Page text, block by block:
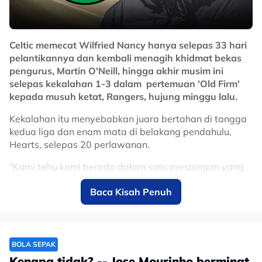
Bersedia Untuk Aksi
Seterusnya
Celtic memecat Wilfried Nancy hanya selepas 33 hari
pelantikannya dan kembali menagih khidmat bekas
pengurus, Martin O'Neill, hingga akhir musim ini
selepas kekalahan 1-3 dalam pertemuan 'Old Firm'
kepada musuh ketat, Rangers, hujung minggu lalu.
Kekalahan itu menyebabkan juara bertahan di tangga
kedua liga dan enam mata di belakang pendahulu,
Hearts, selepas 20 perlawanan.
"Kami tahu kami berada dalam satu persaingan yang
"Kami akan cuba memenangi liga," kata O'Neill di
"Walaupun tidak pernah mudah tetapi kami kini
berjuang di pertengahan musim, kami berdepan
Baca Kisah Penuh
BOLA SEPAK